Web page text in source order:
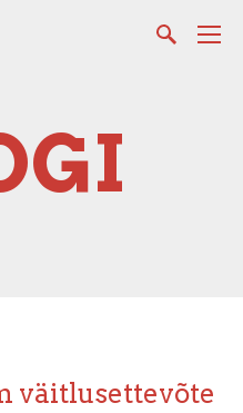
väitlusettevõte